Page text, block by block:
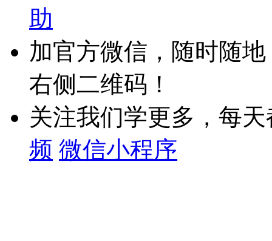
助
加官方微信，随时随
右侧二维码！
关注我们学更多，每
频 微信小程序